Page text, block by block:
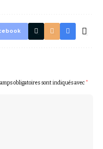
obligatoires sont indiqués avec*